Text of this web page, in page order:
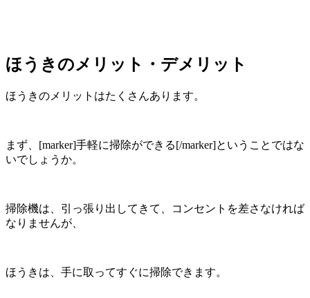
ほうきのメリット・デメリット
ほうきのメリットはたくさんあります。
まず、[marker]手軽に掃除ができる[/marker]ということではな
いでしょうか。
掃除機は、引っ張り出してきて、コンセントを差さなければ
なりませんが、
ほうきは、手に取ってすぐに掃除できます。